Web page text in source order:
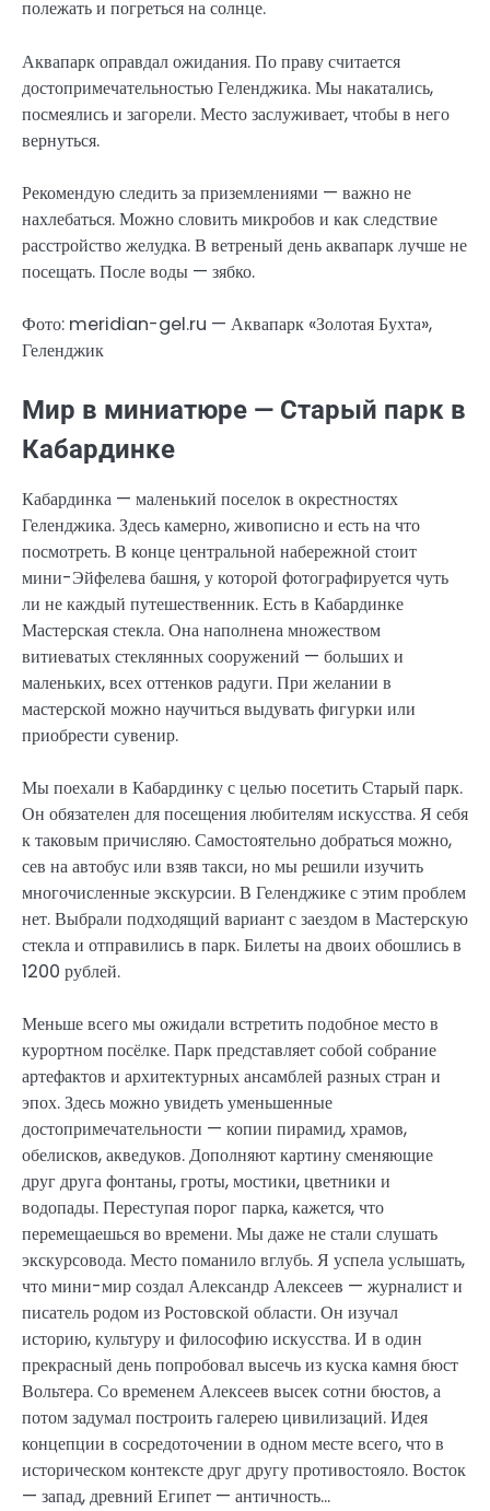
полежать и погреться на солнце.
Аквапарк оправдал ожидания. По праву считается
достопримечательностью Геленджика. Мы накатались,
посмеялись и загорели. Место заслуживает, чтобы в него
вернуться.
Рекомендую следить за приземлениями — важно не
нахлебаться. Можно словить микробов и как следствие
расстройство желудка. В ветреный день аквапарк лучше не
посещать. После воды — зябко.
Фото: meridian-gel.ru — Аквапарк «Золотая Бухта»,
Геленджик
Мир в миниатюре — Старый парк в
Кабардинке
Кабардинка — маленький поселок в окрестностях
Геленджика. Здесь камерно, живописно и есть на что
посмотреть. В конце центральной набережной стоит
мини-Эйфелева башня, у которой фотографируется чуть
ли не каждый путешественник. Есть в Кабардинке
Мастерская стекла. Она наполнена множеством
витиеватых стеклянных сооружений — больших и
маленьких, всех оттенков радуги. При желании в
мастерской можно научиться выдувать фигурки или
приобрести сувенир.
Мы поехали в Кабардинку с целью посетить Старый парк.
Он обязателен для посещения любителям искусства. Я себя
к таковым причисляю. Самостоятельно добраться можно,
сев на автобус или взяв такси, но мы решили изучить
многочисленные экскурсии. В Геленджике с этим проблем
нет. Выбрали подходящий вариант с заездом в Мастерскую
стекла и отправились в парк. Билеты на двоих обошлись в
1200 рублей.
Меньше всего мы ожидали встретить подобное место в
курортном посёлке. Парк представляет собой собрание
артефактов и архитектурных ансамблей разных стран и
эпох. Здесь можно увидеть уменьшенные
достопримечательности — копии пирамид, храмов,
обелисков, акведуков. Дополняют картину сменяющие
друг друга фонтаны, гроты, мостики, цветники и
водопады. Переступая порог парка, кажется, что
перемещаешься во времени. Мы даже не стали слушать
экскурсовода. Место поманило вглубь. Я успела услышать,
что мини-мир создал Александр Алексеев — журналист и
писатель родом из Ростовской области. Он изучал
историю, культуру и философию искусства. И в один
прекрасный день попробовал высечь из куска камня бюст
Вольтера. Со временем Алексеев высек сотни бюстов, а
потом задумал построить галерею цивилизаций. Идея
концепции в сосредоточении в одном месте всего, что в
историческом контексте друг другу противостояло. Восток
— запад, древний Египет — античность…